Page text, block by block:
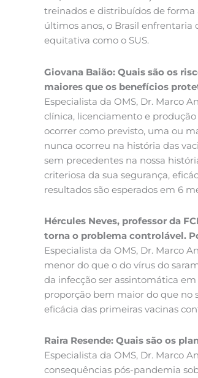
treinados e distribuídos de
últimos anos, o Brasil
equitativa como o SUS.
Giovana Baião: Quais são os
maiores que os benefícios
Especialista da OMS, Dr. Marco
clínica, licenciamento e
ocorrer como previsto, uma ou
nunca ocorreu na história das
sem precedentes na nossa
criteriosa da sua segurança,
resultados são esperados em 6
Hércules Neves, professor da
torna o problema controlável.
Especialista da OMS, Dr. Marco
menor do que o do vírus do
da infecção ser assintomática
proporção bem maior do que no
eficácia das primeiras vacinas
Raira Resende: Quais são os
Especialista da OMS, Dr. Marco
consequências pós-pandemia